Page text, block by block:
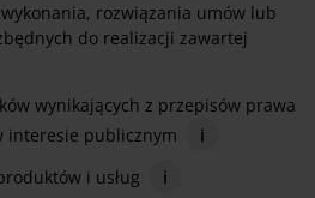
rozwiązania umów lub
do realizacji zawartej
wynikających z przepisów prawa
interesie publicznym
i
i usług
i